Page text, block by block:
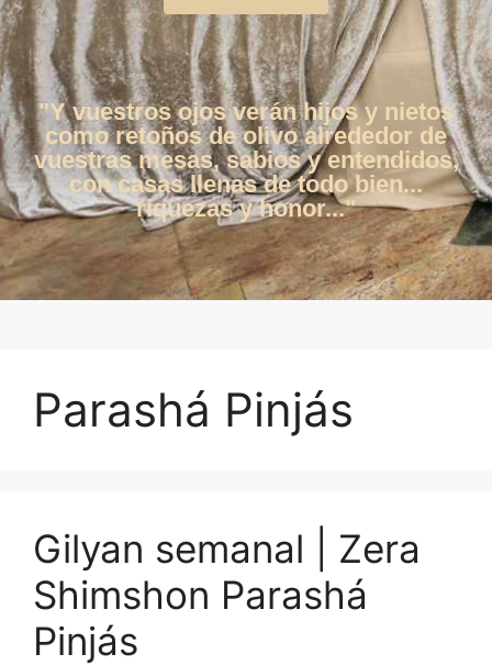
"Y vuestros ojos verán hijos y nietos
como retoños de olivo alrededor de
vuestras mesas, sabios y entendidos,
con casas llenas de todo bien...
riquezas y honor..."
Parashá Pinjás
Gilyan semanal | Zera
Shimshon Parashá
Pinjás